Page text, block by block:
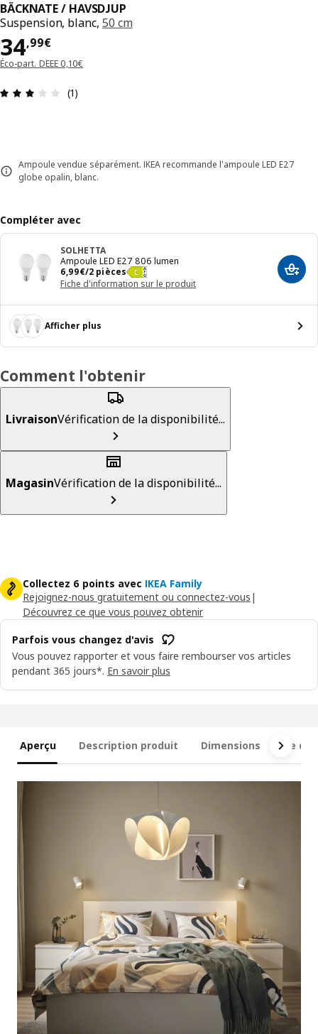
BÄCKNATE / HAVSDJUP
Suspension, blanc, 50 cm
34,99€
Prix 34,99€
Éco-part. DEEE 0,10€
Avis: 3 sur 5 étoiles Nombre total d'avis: 1
(1)
Ampoule vendue séparément. IKEA recommande l'ampoule LED E27
globe opalin, blanc.
Compléter avec
SOLHETTA
Ampoule LED E27 806 lumen
6,99€/2 pièces
Prix 6,99€/2 pièces
Fiche d'information sur le produit
Afficher plus
Comment l'obtenir
LivraisonVérification de la disponibilité...
MagasinVérification de la disponibilité...
Collectez 6 points avec IKEA Family
Rejoignez-nous gratuitement ou connectez-vous |
Découvrez ce que vous pouvez obtenir
Parfois vous changez d'avis
Vous pouvez rapporter et vous faire rembourser vos articles
pendant 365 jours*. En savoir plus
Aperçu Description produit Dimensions Ce